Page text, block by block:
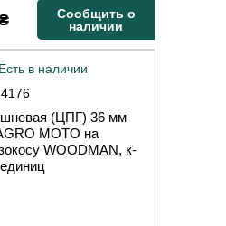
Сообщить о
наличии
4176
Есть в наличии
(ЦПГ) 36 мм
MOTO на
WOODMAN, к-